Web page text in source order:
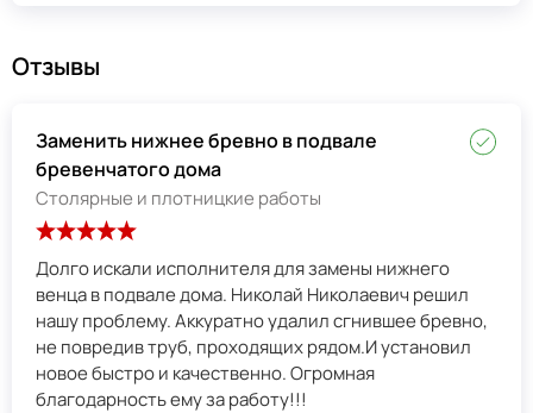
Отзывы
Заменить нижнее бревно в подвале
бревенчатого дома
Столярные и плотницкие работы
Долго искали исполнителя для замены нижнего
венца в подвале дома. Николай Николаевич решил
нашу проблему. Аккуратно удалил сгнившее бревно,
не повредив труб, проходящих рядом.И установил
новое быстро и качественно. Огромная
благодарность ему за работу!!!